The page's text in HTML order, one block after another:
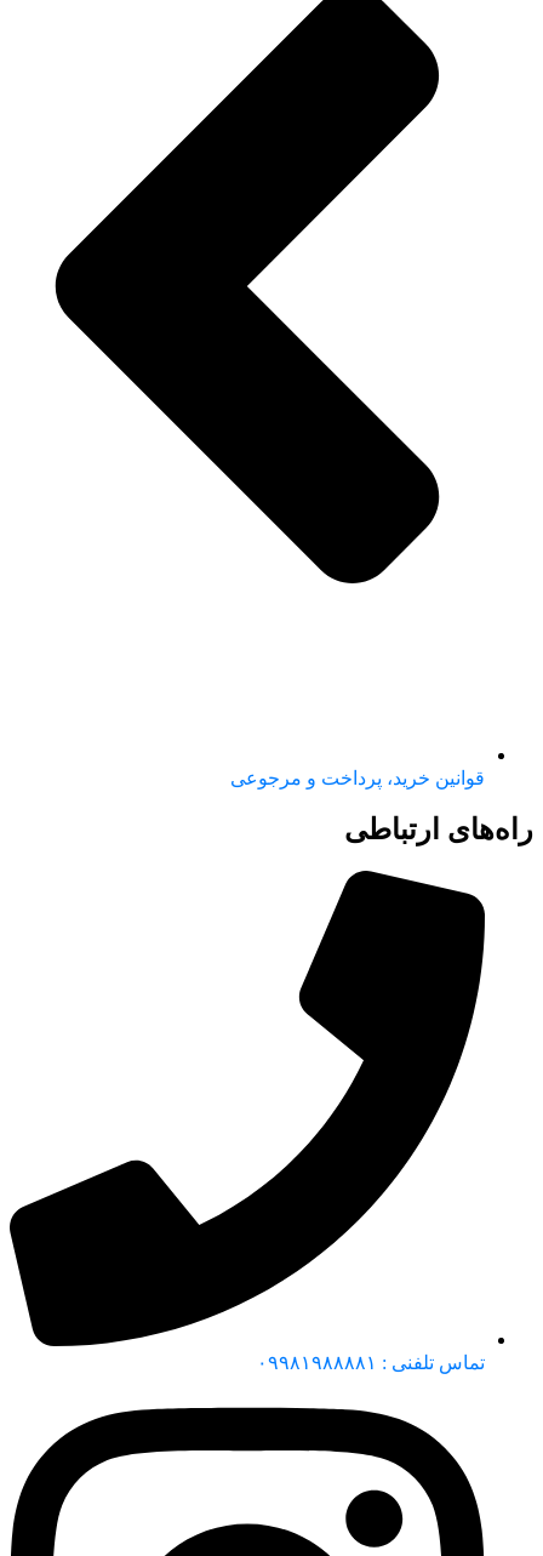
قوانین خرید، پرداخت و مرجوعی
راه‌های ارتباطی
تماس تلفنی : ۰۹۹۸۱۹۸۸۸۸۱